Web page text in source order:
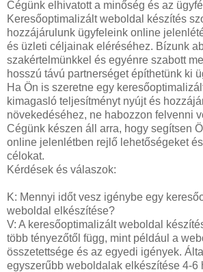
Cégünk elhivatott a minőség és az
Keresőoptimalizált weboldal készítés
hozzájárulunk ügyfeleink online
és üzleti céljainak eléréséhez. Bízunk
szakértelmünkkel és egyénre szabott
hosszú távú partnerséget építhetünk ki
Ha Ön is szeretne egy
kimagasló teljesítményt nyújt és
növekedéséhez, ne habozzon felvenni
Cégünk készen áll arra, hogy segítsen
online jelenlétben rejlő lehetőségeket
célokat.
Kérdések és válaszok:
K: Mennyi időt vesz igénybe egy
weboldal elkészítése?
V: A keresőoptimalizált weboldal
több tényezőtől függ, mint például a
összetettsége és az egyedi igények.
egyszerűbb weboldalak elkészítése 4-6